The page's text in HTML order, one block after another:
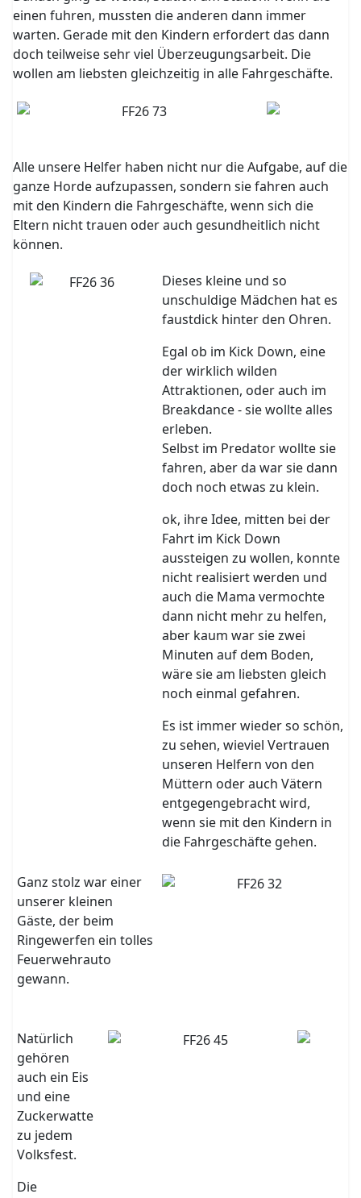
einen fuhren, mussten die anderen dann immer
warten. Gerade mit den Kindern erfordert das dann
doch teilweise sehr viel Überzeugungsarbeit. Die
wollen am liebsten gleichzeitig in alle Fahrgeschäfte.
Alle unsere Helfer haben nicht nur die Aufgabe, auf die
ganze Horde aufzupassen, sondern sie fahren auch
mit den Kindern die Fahrgeschäfte, wenn sich die
Eltern nicht trauen oder auch gesundheitlich nicht
können.
Dieses kleine und so
unschuldige Mädchen hat es
faustdick hinter den Ohren.
Egal ob im Kick Down, eine
der wirklich wilden
Attraktionen, oder auch im
Breakdance - sie wollte alles
erleben.
Selbst im Predator wollte sie
fahren, aber da war sie dann
doch noch etwas zu klein.
ok, ihre Idee, mitten bei der
Fahrt im Kick Down
aussteigen zu wollen, konnte
nicht realisiert werden und
auch die Mama vermochte
dann nicht mehr zu helfen,
aber kaum war sie zwei
Minuten auf dem Boden,
wäre sie am liebsten gleich
noch einmal gefahren.
Es ist immer wieder so schön,
zu sehen, wieviel Vertrauen
unseren Helfern von den
Müttern oder auch Vätern
entgegengebracht wird,
wenn sie mit den Kindern in
die Fahrgeschäfte gehen.
Ganz stolz war einer
unserer kleinen
Gäste, der beim
Ringewerfen ein tolles
Feuerwehrauto
gewann.
Natürlich
gehören
auch ein Eis
und eine
Zuckerwatte
zu jedem
Volksfest.
Die